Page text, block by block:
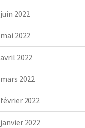
juin 2022
mai 2022
avril 2022
mars 2022
février 2022
janvier 2022